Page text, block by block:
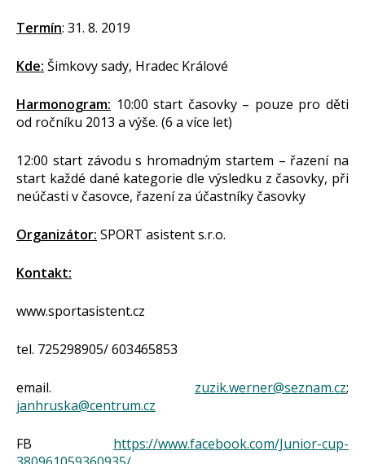
Termín: 31. 8. 2019
Kde: Šimkovy sady, Hradec Králové
Harmonogram: 10:00 start časovky – pouze pro děti
od ročníku 2013 a výše. (6 a více let)
12:00 start závodu s hromadným startem – řazení na
start každé dané kategorie dle výsledku z časovky, při
neúčasti v časovce, řazení za účastníky časovky
Organizátor: SPORT asistent s.r.o.
Kontakt:
www.sportasistent.cz
tel. 725298905/ 603465853
email. zuzik.werner@seznam.cz;
janhruska@centrum.cz
FB https://www.facebook.com/Junior-cup-